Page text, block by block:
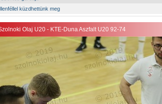
küzdhettünk meg
Olaj U20 - KTE-Duna Aszfalt U20 92-74